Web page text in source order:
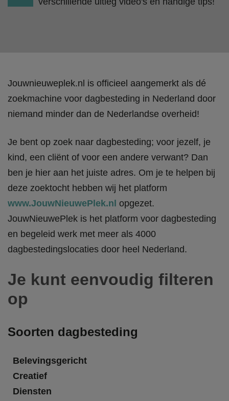
Jouwnieuweplek.nl is officieel aangemerkt als dé
zoekmachine voor dagbesteding in Nederland door
niemand minder dan de Nederlandse overheid!
Je bent op zoek naar dagbesteding; voor jezelf, je
kind, een cliënt of voor een andere verwant? Dan
ben je hier aan het juiste adres. Om je te helpen bij
deze zoektocht hebben wij het platform
www.JouwNieuwePlek.nl opgezet.
JouwNieuwePlek is het platform voor dagbesteding
en begeleid werk met meer als 4000
dagbestedingslocaties door heel Nederland.
Je kunt eenvoudig filteren
op
Soorten dagbesteding
Belevingsgericht
Creatief
Diensten